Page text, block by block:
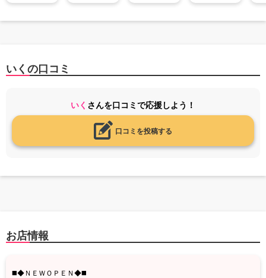
いくの口コミ
いく さんを口コミで応援しよう！
口コミを投稿する
お店情報
◼️◆ＮＥＷＯＰＥＮ◆◼️